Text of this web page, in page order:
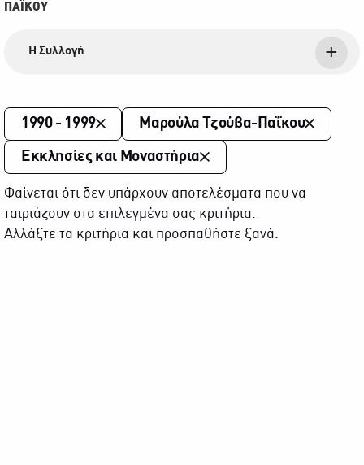
ΠΑΪ́ΚΟΥ
Η Συλλογή
1990 - 1999 Μαρούλα Τζούβα-Παΐκου
Εκκλησίες και Μοναστήρια
Φαίνεται ότι δεν υπάρχουν αποτελέσματα που να
ταιριάζουν στα επιλεγμένα σας κριτήρια.
Αλλάξτε τα κριτήρια και προσπαθήστε ξανά.